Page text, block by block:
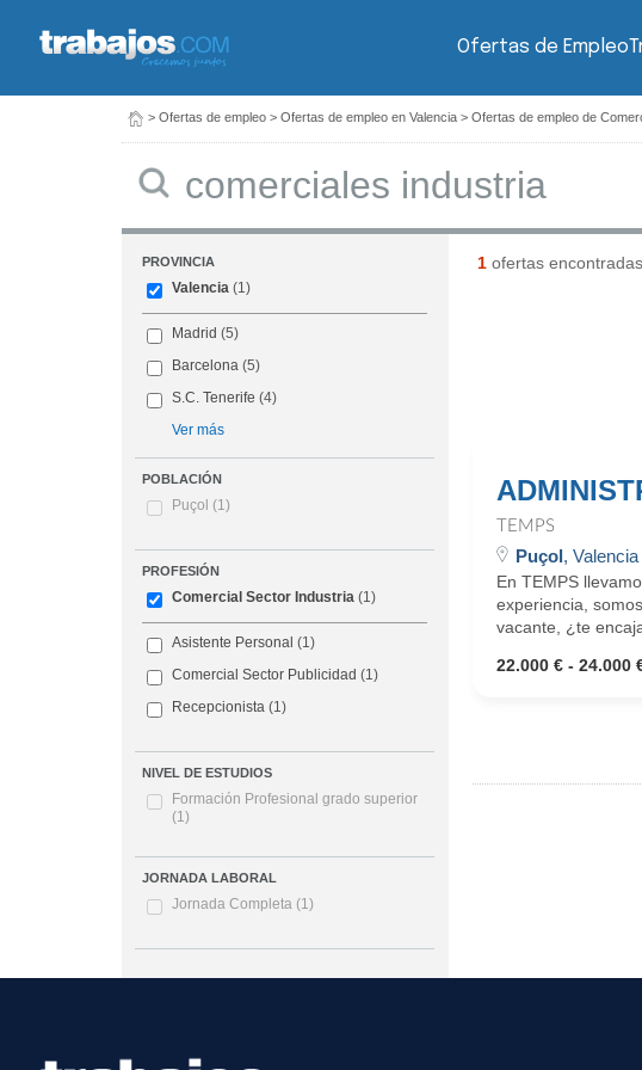
Ofertas de Empleo
> Ofertas de empleo > Ofertas de empleo en Valencia > Ofertas de empleo de
PROVINCIA
Valencia (1)
Madrid (5)
Barcelona (5)
S.C. Tenerife (4)
Ver más
POBLACIÓN
Puçol (1)
PROFESIÓN
Comercial Sector Industria (1)
Asistente Personal (1)
Comercial Sector Publicidad (1)
Recepcionista (1)
NIVEL DE ESTUDIOS
Formación Profesional grado superior
(1)
JORNADA LABORAL
Jornada Completa (1)
1ofertas
TEMPS
Puçol, Valencia
En TEMPS
experiencia,
vacante, ¿te
22.000 € - 24.000